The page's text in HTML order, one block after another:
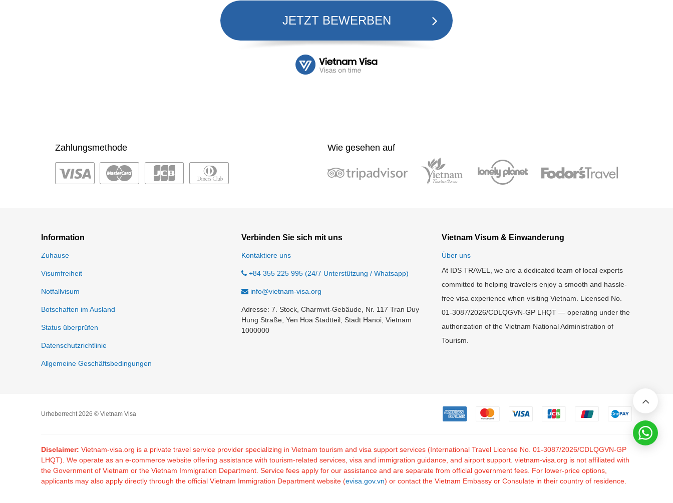
JETZT BEWERBEN
Zahlungsmethode Wie gesehen auf
Information
Zuhause
Visumfreiheit
Notfallvisum
Botschaften im Ausland
Status überprüfen
Datenschutzrichtlinie
Allgemeine Geschäftsbedingungen
Verbinden Sie sich mit uns
Kontaktiere uns
+84 355 225 995 (24/7 Unterstützung / Whatsapp)
info@vietnam-visa.org
Adresse: 7. Stock, Charmvit-Gebäude, Nr. 117 Tran Duy
Hung Straße, Yen Hoa Stadtteil, Stadt Hanoi, Vietnam
1000000
Vietnam Visum & Einwanderung
Über uns
At IDS TRAVEL, we are a dedicated team of local experts
committed to helping travelers enjoy a smooth and hassle-
free visa experience when visiting Vietnam. Licensed No.
01-3087/2026/CDLQGVN-GP LHQT — operating under the
authorization of the Vietnam National Administration of
Tourism.
Urheberrecht 2026 © Vietnam Visa
Disclaimer: Vietnam-visa.org is a private travel service provider specializing in Vietnam tourism and visa support services (International Travel License No. 01-3087/2026/CDLQGVN-GP
LHQT). We operate as an e-commerce website offering assistance with tourism-related services, visa and immigration guidance, and airport support. vietnam-visa.org is not affiliated with
the Government of Vietnam or the Vietnam Immigration Department. Service fees apply for our assistance and are separate from official government fees. For lower-price options,
applicants may also apply directly through the official Vietnam Immigration Department website (evisa.gov.vn) or contact the Vietnam Embassy or Consulate in their country of residence.